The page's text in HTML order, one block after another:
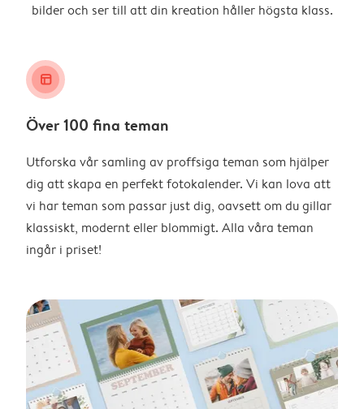
bilder och ser till att din kreation håller högsta klass.
layout_alt
Över 100 fina teman
Utforska vår samling av proffsiga teman som hjälper
dig att skapa en perfekt fotokalender. Vi kan lova att
vi har teman som passar just dig, oavsett om du gillar
klassiskt, modernt eller blommigt. Alla våra teman
ingår i priset!